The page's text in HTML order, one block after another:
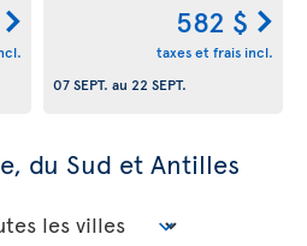
582 $
taxes et frais incl.
07 SEPT. au 22 SEPT.
du Sud et Antilles